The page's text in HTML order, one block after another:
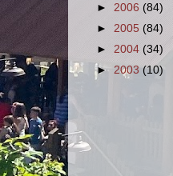
► 2006 (84)
► 2005 (84)
► 2004 (34)
► 2003 (10)